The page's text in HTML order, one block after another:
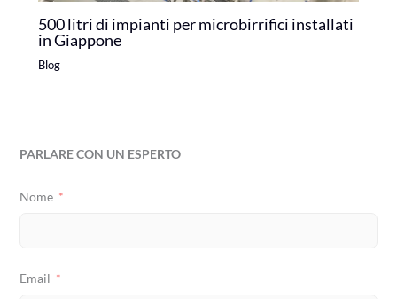
500 litri di impianti per microbirrifici installati
in Giappone
Blog
PARLARE CON UN ESPERTO
Nome
Email